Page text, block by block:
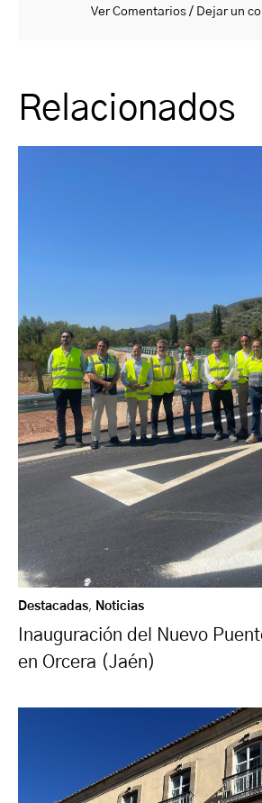
Ver Comentarios / Dejar un
Relacionados
Destacadas, Noticias
Inauguración del Nuevo
en Orcera (Jaén)